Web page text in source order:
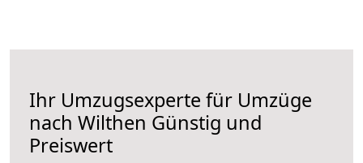
Ihr Umzugsexperte für Umzüge
nach Wilthen Günstig und
Preiswert